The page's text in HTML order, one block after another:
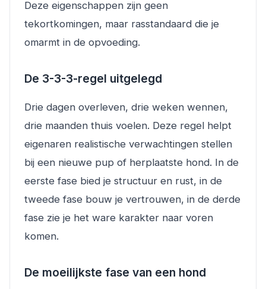
Deze eigenschappen zijn geen
tekortkomingen, maar rasstandaard die je
omarmt in de opvoeding.
De 3-3-3-regel uitgelegd
Drie dagen overleven, drie weken wennen,
drie maanden thuis voelen. Deze regel helpt
eigenaren realistische verwachtingen stellen
bij een nieuwe pup of herplaatste hond. In de
eerste fase bied je structuur en rust, in de
tweede fase bouw je vertrouwen, in de derde
fase zie je het ware karakter naar voren
komen.
De moeilijkste fase van een hond